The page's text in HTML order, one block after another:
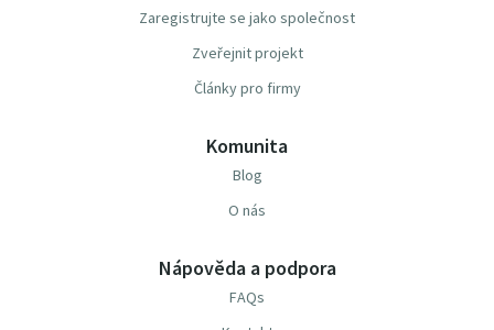
Zaregistrujte se jako společnost
Zveřejnit projekt
Články pro firmy
Komunita
Blog
O nás
Nápověda a podpora
FAQs